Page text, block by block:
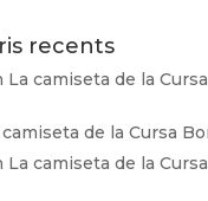
recents
La camiseta de la
camiseta de la Cursa
La camiseta de la